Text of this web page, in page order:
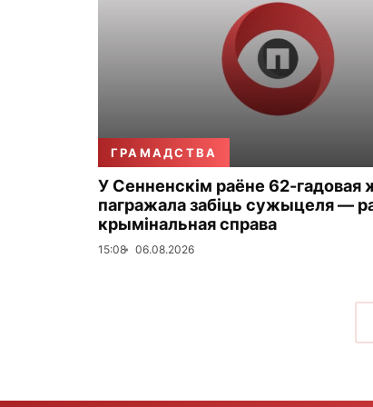
ГРАМАДСТВА
У Сенненскім раёне 62-гадовая
пагражала забіць сужыцеля —
крымінальная справа
15:08 06.08.2026